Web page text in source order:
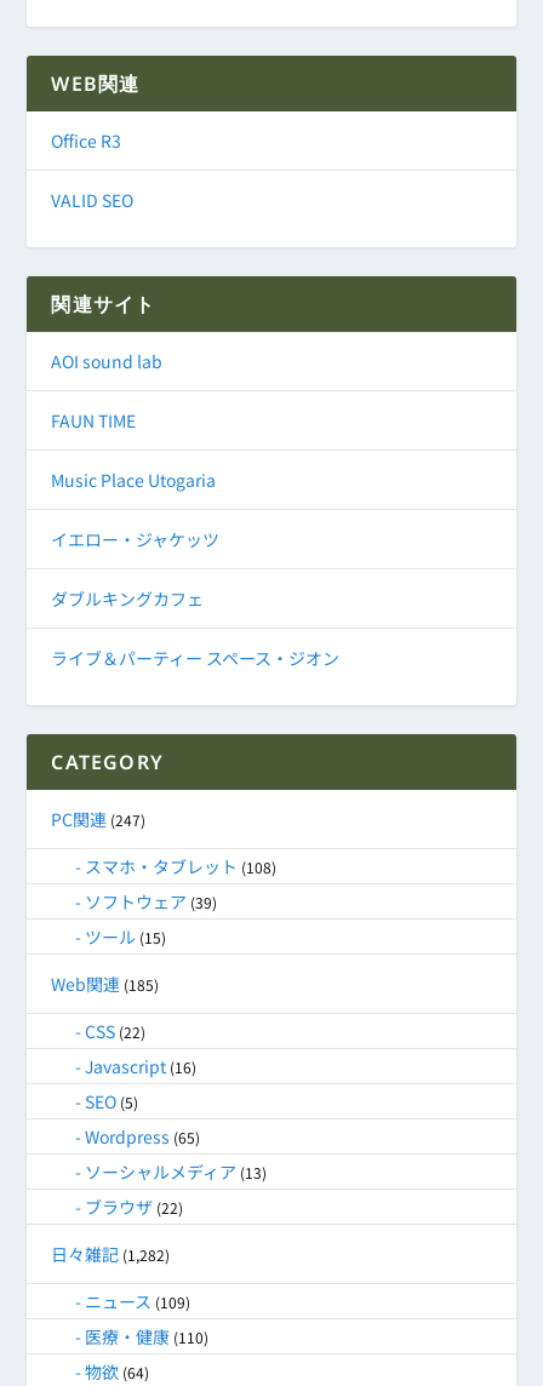
WEB関連
Office R3
VALID SEO
関連サイト
AOI sound lab
FAUN TIME
Music Place Utogaria
イエロー・ジャケッツ
ダブルキングカフェ
ライブ＆パーティー スペース・ジオン
CATEGORY
PC関連 (247)
スマホ・タブレット (108)
ソフトウェア (39)
ツール (15)
Web関連 (185)
CSS (22)
Javascript (16)
SEO (5)
Wordpress (65)
ソーシャルメディア (13)
ブラウザ (22)
日々雑記 (1,282)
ニュース (109)
医療・健康 (110)
物欲 (64)